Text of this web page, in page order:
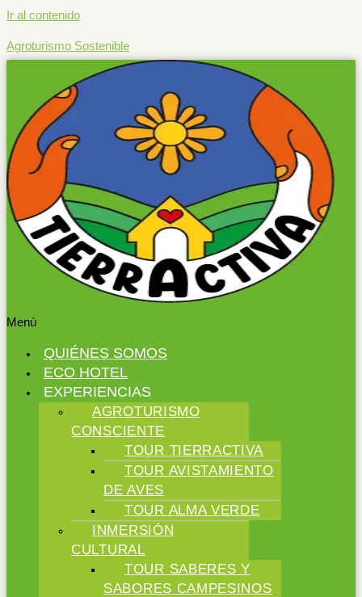
Ir al contenido
Agroturismo Sostenible
Menú
QUIÉNES SOMOS
ECO HOTEL
EXPERIENCIAS
AGROTURISMO
CONSCIENTE
TOUR TIERRACTIVA
TOUR AVISTAMIENTO
DE AVES
TOUR ALMA VERDE
INMERSIÓN
CULTURAL
TOUR SABERES Y
SABORES CAMPESINOS